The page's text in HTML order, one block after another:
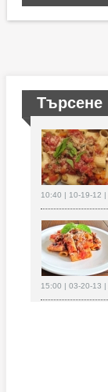
Търсене
10:40 | 10-19-12 |
15:00 | 03-20-13 |